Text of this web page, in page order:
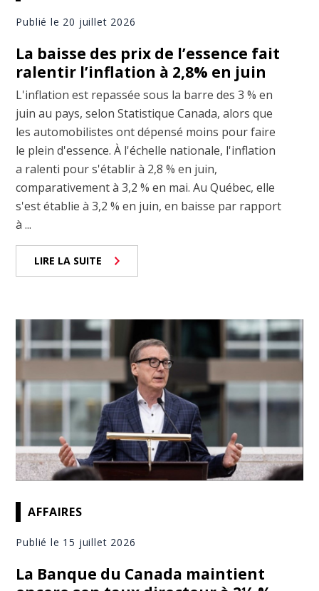
Publié le 20 juillet 2026
La baisse des prix de l’essence fait
ralentir l’inflation à 2,8% en juin
L'inflation est repassée sous la barre des 3 % en
juin au pays, selon Statistique Canada, alors que
les automobilistes ont dépensé moins pour faire
le plein d'essence. À l'échelle nationale, l'inflation
a ralenti pour s'établir à 2,8 % en juin,
comparativement à 3,2 % en mai. Au Québec, elle
s'est établie à 3,2 % en juin, en baisse par rapport
à ...
LIRE LA SUITE
AFFAIRES
Publié le 15 juillet 2026
La Banque du Canada maintient